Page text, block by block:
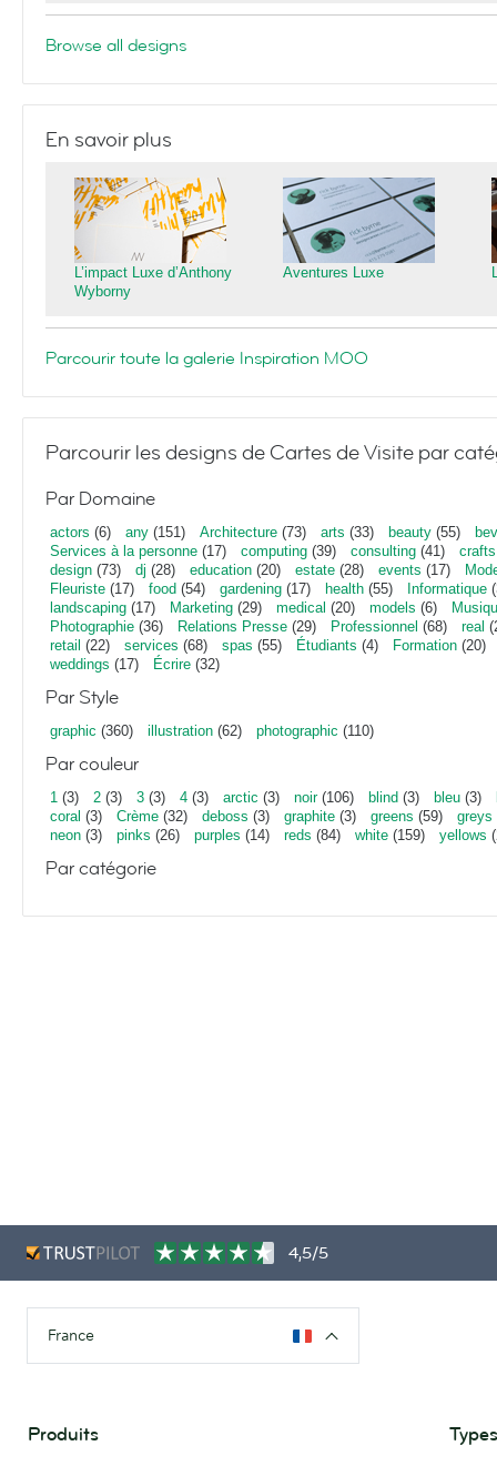
Browse all designs
En savoir plus
L’impact Luxe d’Anthony
Wyborny
Aventures Luxe
Parcourir toute la galerie Inspiration MOO
Parcourir les designs de Cartes de Visite par
Par Domaine
actors (6) any (151) Architecture (73) arts (33) beauty (55)
Services à la personne (17) computing (39) consulting (41) crafts
design (73) dj (28) education (20) estate (28) events (17)
Fleuriste (17) food (54) gardening (17) health (55) Informatique
landscaping (17) Marketing (29) medical (20) models (6)
Photographie (36) Relations Presse (29) Professionnel (68) real
retail (22) services (68) spas (55) Étudiants (4) Formation (20)
weddings (17) Écrire (32)
Par Style
graphic (360) illustration (62) photographic (110)
Par couleur
1 (3) 2 (3) 3 (3) 4 (3) arctic (3) noir(106) blind (3) bleu (3)
coral (3) Crème (32) deboss (3) graphite (3) greens (59) greys
neon (3) pinks (26) purples (14) reds (84) white (159) yellows
Par catégorie
4,5/5
France
Produits